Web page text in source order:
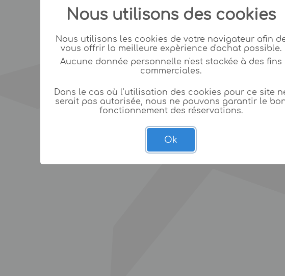
Nous utilisons des cookies
Nous utilisons les cookies de votre navigateur afin
vous offrir la meilleure expèrience d'achat possible.
Aucune donnée personnelle n'est stockée à des fins
commerciales.
Dans le cas où l'utilisation des cookies pour ce site
serait pas autorisée, nous ne pouvons garantir le
fonctionnement des réservations.
Ok